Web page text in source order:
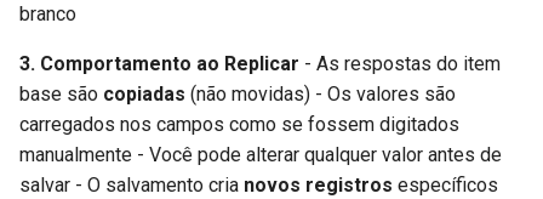
branco
3. Comportamento ao Replicar - As respostas do item
base são copiadas (não movidas) - Os valores são
carregados nos campos como se fossem digitados
manualmente - Você pode alterar qualquer valor antes de
salvar - O salvamento cria novos registros específicos